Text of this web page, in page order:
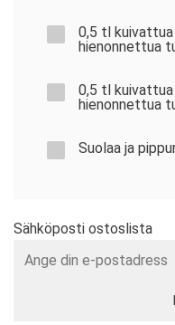
0,5 tl kuivattua
hienonnettua
0,5 tl kuivattua
hienonnettua
Suolaa ja
Sähköposti ostoslista